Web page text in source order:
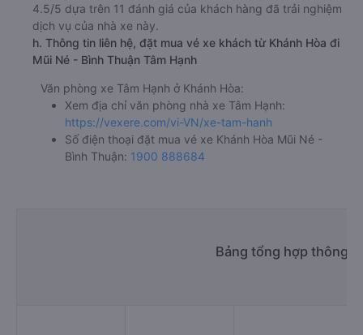
4.5/5 dựa trên 11 đánh giá của khách hàng đã trải nghiệm
dịch vụ của nhà xe này.
h. Thông tin liên hệ, đặt mua vé xe khách từ Khánh Hòa đi
Mũi Né - Bình Thuận Tâm Hạnh
Văn phòng xe Tâm Hạnh ở Khánh Hòa:
Xem địa chỉ văn phòng nhà xe Tâm Hạnh:
https://vexere.com/vi-VN/xe-tam-hanh
Số điện thoại đặt mua vé xe Khánh Hòa Mũi Né -
Bình Thuận: 1900 888684
Bảng tổng hợp thông